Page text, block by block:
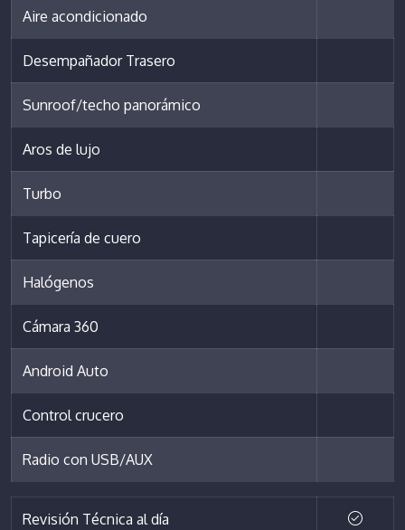
Aire acondicionado
Desempañador Trasero
Sunroof/techo panorámico
Aros de lujo
Turbo
Tapicería de cuero
Halógenos
Cámara 360
Android Auto
Control crucero
Radio con USB/AUX
Revisión Técnica al día